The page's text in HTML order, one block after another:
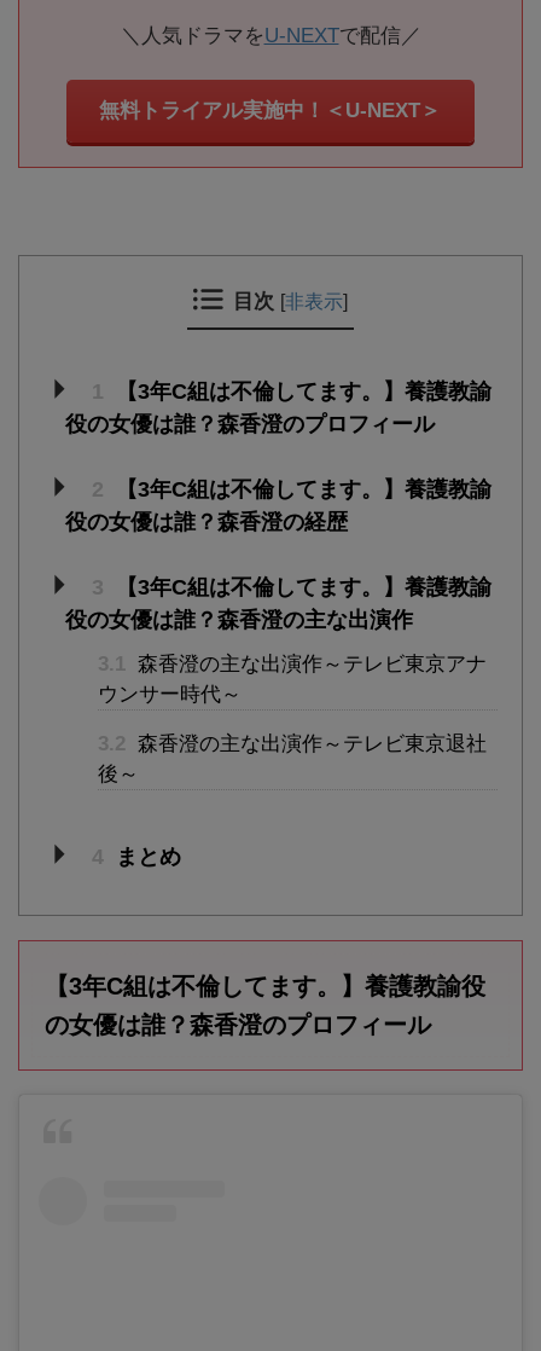
＼人気ドラマをU-NEXTで配信／
無料トライアル実施中！＜U-NEXT＞
目次 [非表示]
1
【3年C組は不倫してます。】養護教諭
役の女優は誰？森香澄のプロフィール
2
【3年C組は不倫してます。】養護教諭
役の女優は誰？森香澄の経歴
3
【3年C組は不倫してます。】養護教諭
役の女優は誰？森香澄の主な出演作
3.1
森香澄の主な出演作～テレビ東京アナ
ウンサー時代～
3.2 森香澄の主な出演作～テレビ東京退社
後～
4 まとめ
【3年C組は不倫してます。】養護教諭役
の女優は誰？森香澄のプロフィール